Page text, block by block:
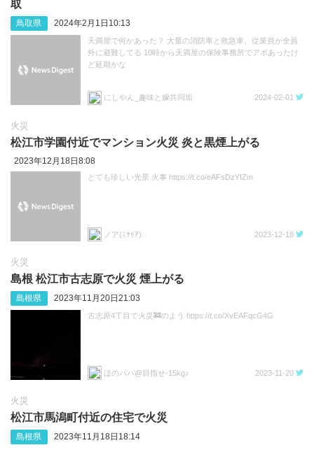
取
鳥取県 2024年2月1日10:13
天満屋で何かあった？ 大量の消防車と救急車、従業員が全員
外に避難してる 10時から天満屋の保険事務所でアポあったけ
ど延期かな
にしやん_趣味と嫁共同垢 2024-02-01
火災
松江市学園付近でマンション火災 炎と黒煙上がる
2023年12月18日8:08
とても珍しい光景 火事 https://t.co/eAFsDzYIZm
ノア(ﾐｻﾘｱ) 2023-12-18
火災
島根 松江市古志原で火災 煙上がる
島根県 2023年11月20日21:03
古志原4丁目で火災🚒のよう https://t.co/XvEAFqcG4G
ほのパパ@目指せ-15kg♪ 2023-11-20
火災
松江市馬潟町付近の住宅で火災
島根県 2023年11月18日18:14